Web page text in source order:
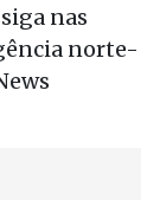
nas
norte-